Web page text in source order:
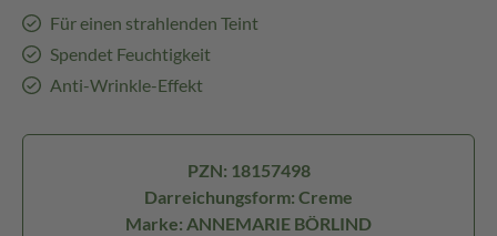
Für einen strahlenden Teint
Spendet Feuchtigkeit
Anti-Wrinkle-Effekt
PZN: 18157498
Darreichungsform: Creme
Marke: ANNEMARIE BÖRLIND